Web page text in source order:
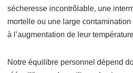
sécheresse incontrôlable, une
mortelle ou une large
à l’augmentation de leur
Notre équilibre personnel dépend